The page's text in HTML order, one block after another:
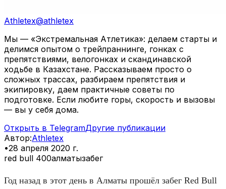
Athletex@athletex
Мы — «Экстремальная Атлетика»: делаем старты и
делимся опытом о трейлраннинге, гонках с
препятствиями, велогонках и скандинавской
ходьбе в Казахстане. Рассказываем просто о
сложных трассах, разбираем препятствия и
экипировку, даем практичные советы по
подготовке. Если любите горы, скорость и вызовы
— вы у себя дома.
Открыть в TelegramДругие публикации
Автор:Athletex
•28 апреля 2020 г.
red bull 400алматызабег
Год назад в этот день в Алматы прошёл забег Red Bull